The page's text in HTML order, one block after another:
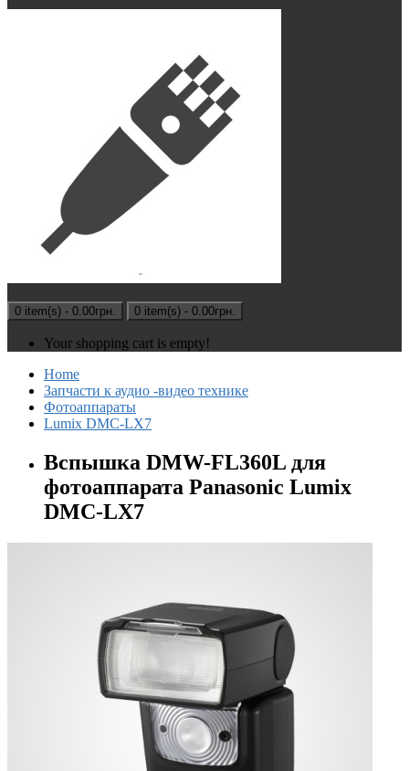
0 item(s) - 0.00грн. 0 item(s) - 0.00грн.
Your shopping cart is empty!
Home
Запчасти к аудио -видео технике
Фотоаппараты
Lumix DMC-LX7
Вспышка DMW-FL360L для
фотоаппарата Panasonic Lumix
DMC-LX7